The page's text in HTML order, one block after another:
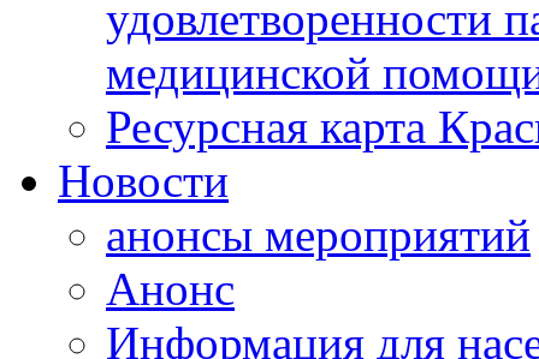
удовлетворенности
медицинской
Ресурсная карта
Новости
анонсы мероприятий
Анонс
Информация для